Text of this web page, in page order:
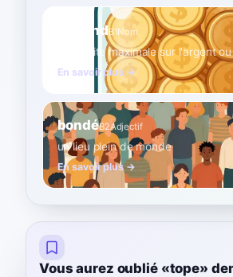
plafondB1Nom
une limite maximale sur l'argent ou
En savoir plus →
bondéB2Adjectif
un lieu plein de monde
En savoir plus →
Vous aurez oublié «tope»